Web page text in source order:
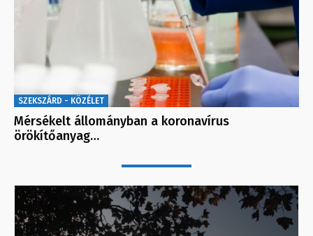
SZEKSZÁRD - KÖZÉLET
Mérsékelt állományban a koronavírus
örökítőanyag…